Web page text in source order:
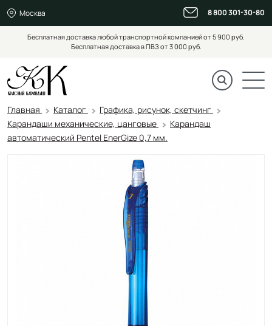
Москва 8 800 301-30-80
Бесплатная доставка любой транспортной компанией от 5 900 руб.
Бесплатная доставка в ПВЗ от 3 000 руб.
Главная Каталог
Графика, рисунок, скетчинг
Карандаши механические, цанговые
Карандаш
автоматический Pentel EnerGize 0,7 мм.